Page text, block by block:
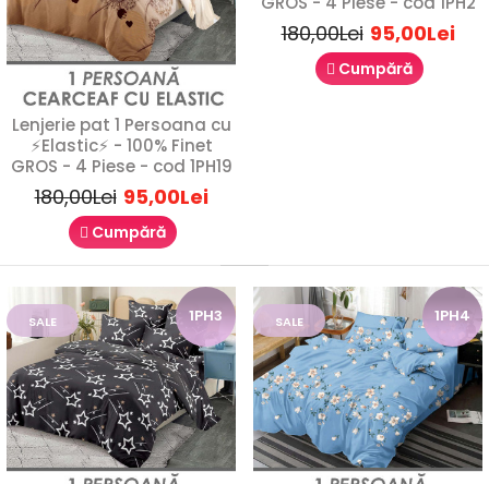
Lenjerie de pat 1 Persoana - 100% Finet GROS
- 4 Piese - cod 1P2
180,00Lei 89,00Lei
Lenjerie de Pat 1 Persoană Finet Gros – 4 PieseVă prezentăm
o lenjerie de pat pentru o persoană, rea..
Lenjerie pat 1 Persoana cu
⚡Elastic⚡ - 100% Finet
GROS - 4 Piese - cod 1PH19
180,00Lei 95,00Lei
Cumpără
180,00Lei 95,00Lei
Cumpără
1PH3
SALE 1PH4
SALE